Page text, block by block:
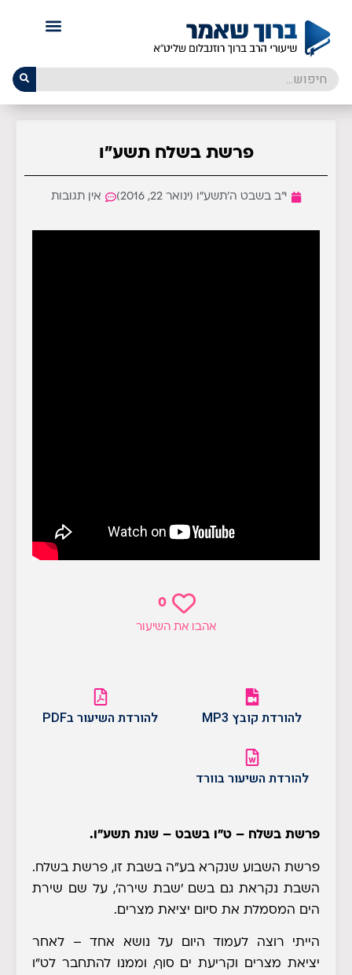
פרשת בשלח תשע״ו
י״ב בשבט ה׳תשע״ו (ינואר 22, 2016) אין תגובות
0
אהבו את השיעור
להורדת קובץ MP3 להורדת השיעור בPDF
להורדת השיעור בוורד
פרשת בשלח – ט"ו בשבט – שנת תשע"ו.
פרשת השבוע שנקרא בע"ה בשבת זו, פרשת בשלח.
השבת נקראת גם בשם 'שבת שירה', על שם שירת
הים המסמלת את סיום יציאת מצרים.
הייתי רוצה לעמוד היום על נושא אחד – לאחר
יציאת מצרים וקריעת ים סוף, וממנו להתחבר לט"ו